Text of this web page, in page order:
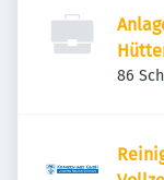
86